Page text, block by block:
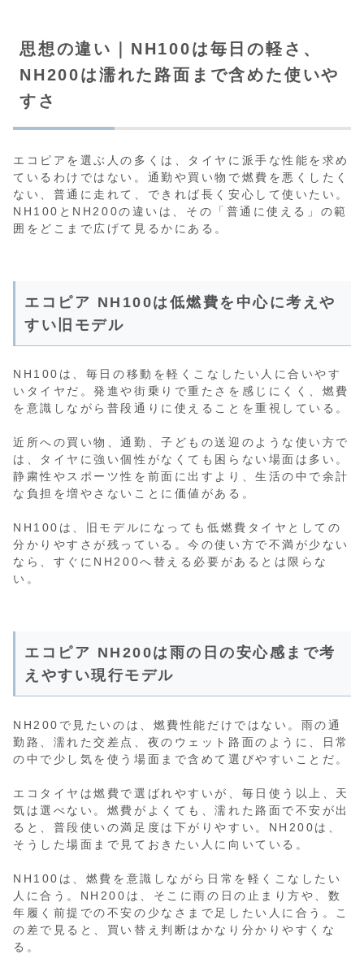
思想の違い｜NH100は毎日の軽さ、
NH200は濡れた路面まで含めた使いや
すさ
エコピアを選ぶ人の多くは、タイヤに派手な性能を求め
ているわけではない。通勤や買い物で燃費を悪くしたく
ない、普通に走れて、できれば長く安心して使いたい。
NH100とNH200の違いは、その「普通に使える」の範
囲をどこまで広げて見るかにある。
エコピア NH100は低燃費を中心に考えや
すい旧モデル
NH100は、毎日の移動を軽くこなしたい人に合いやす
いタイヤだ。発進や街乗りで重たさを感じにくく、燃費
を意識しながら普段通りに使えることを重視している。
近所への買い物、通勤、子どもの送迎のような使い方で
は、タイヤに強い個性がなくても困らない場面は多い。
静粛性やスポーツ性を前面に出すより、生活の中で余計
な負担を増やさないことに価値がある。
NH100は、旧モデルになっても低燃費タイヤとしての
分かりやすさが残っている。今の使い方で不満が少ない
なら、すぐにNH200へ替える必要があるとは限らな
い。
エコピア NH200は雨の日の安心感まで考
えやすい現行モデル
NH200で見たいのは、燃費性能だけではない。雨の通
勤路、濡れた交差点、夜のウェット路面のように、日常
の中で少し気を使う場面まで含めて選びやすいことだ。
エコタイヤは燃費で選ばれやすいが、毎日使う以上、天
気は選べない。燃費がよくても、濡れた路面で不安が出
ると、普段使いの満足度は下がりやすい。NH200は、
そうした場面まで見ておきたい人に向いている。
NH100は、燃費を意識しながら日常を軽くこなしたい
人に合う。NH200は、そこに雨の日の止まり方や、数
年履く前提での不安の少なさまで足したい人に合う。こ
の差で見ると、買い替え判断はかなり分かりやすくな
る。